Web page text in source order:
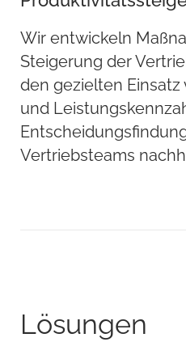
Wir entwickeln
Steigerung der
den gezielten
und
Vertriebsteams
Lösungen